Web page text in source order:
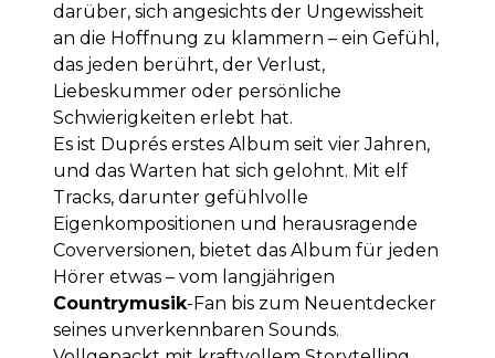
darüber, sich angesichts der Ungewissheit
an die Hoffnung zu klammern – ein Gefühl,
das jeden berührt, der Verlust,
Liebeskummer oder persönliche
Schwierigkeiten erlebt hat.
Es ist Duprés erstes Album seit vier Jahren,
und das Warten hat sich gelohnt. Mit elf
Tracks, darunter gefühlvolle
Eigenkompositionen und herausragende
Coverversionen, bietet das Album für jeden
Hörer etwas – vom langjährigen
Countrymusik-Fan bis zum Neuentdecker
seines unverkennbaren Sounds.